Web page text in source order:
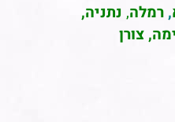
,רמלה, נתניה,
צורן